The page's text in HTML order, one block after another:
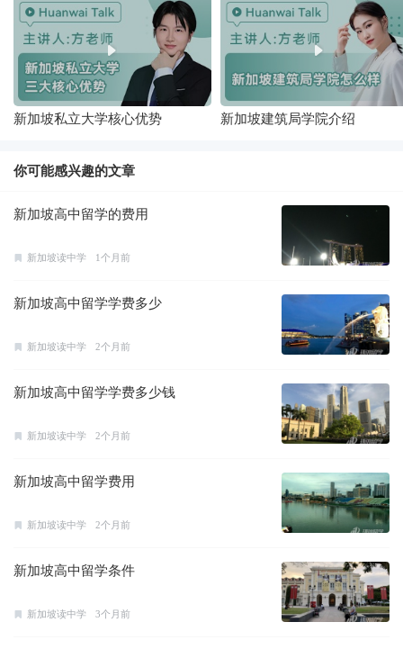
新加坡私立大学核心优势 新加坡建筑局学院介绍
你可能感兴趣的文章
新加坡高中留学的费用
新加坡读中学 1个月前
新加坡高中留学学费多少
新加坡读中学 2个月前
新加坡高中留学学费多少钱
新加坡读中学 2个月前
新加坡高中留学费用
新加坡读中学 2个月前
新加坡高中留学条件
新加坡读中学 3个月前